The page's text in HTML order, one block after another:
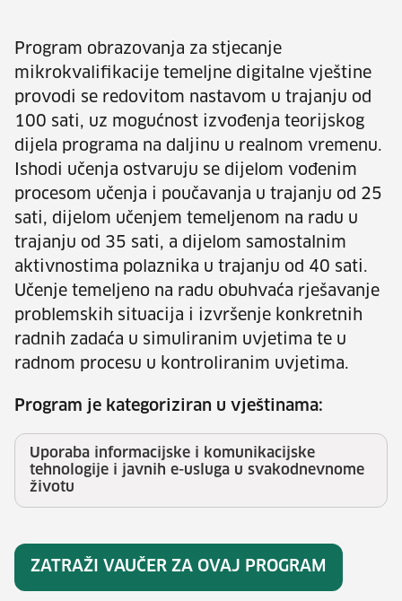
Program obrazovanja za stjecanje
mikrokvalifikacije temeljne digitalne vještine
provodi se redovitom nastavom u trajanju od
100 sati, uz mogućnost izvođenja teorijskog
dijela programa na daljinu u realnom vremenu.
Ishodi učenja ostvaruju se dijelom vođenim
procesom učenja i poučavanja u trajanju od 25
sati, dijelom učenjem temeljenom na radu u
trajanju od 35 sati, a dijelom samostalnim
aktivnostima polaznika u trajanju od 40 sati.
Učenje temeljeno na radu obuhvaća rješavanje
problemskih situacija i izvršenje konkretnih
radnih zadaća u simuliranim uvjetima te u
radnom procesu u kontroliranim uvjetima.
Program je kategoriziran u vještinama:
Uporaba informacijske i komunikacijske
tehnologije i javnih e-usluga u svakodnevnome
životu
ZATRAŽI VAUČER ZA OVAJ PROGRAM